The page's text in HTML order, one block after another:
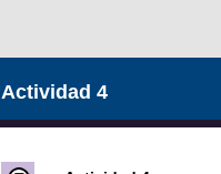
Actividad 4